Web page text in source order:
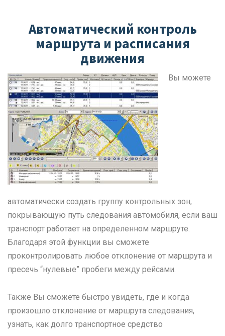
Автоматический контроль
маршрута и расписания
движения
Вы можете
автоматически создать группу контрольных зон,
покрывающую путь следования автомобиля, если ваш
транспорт работает на определенном маршруте.
Благодаря этой функции вы сможете
проконтролировать любое отклонение от маршрута и
пресечь “нулевые” пробеги между рейсами.
Также Вы сможете быстро увидеть, где и когда
произошло отклонение от маршрута следования,
узнать, как долго транспортное средство